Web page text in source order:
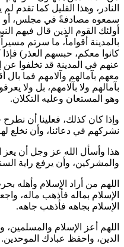
النادر، وهذا القليل كما تقدم
سمعوه مصادفةً في مجلس، أو
أولئك القوم الذين قال فيهم
بالمدينة أقواماً، ما سرتم
كانوا معكم، حبسهم العذر )
عنهم في المدينة قد تخلفوا عن
معهم بآمالهم وآلامهم فما بال
بآمالهم ولا بآلامهم، بل ولا
وهو المستعان وعليه التكلان.
وإذا كان كذلك، فعلينا أن
نشركهم في دعائنا، وأن نخلع
هذا وأسأل الله عز وجل أن يعز
والمشركين، وأن يرفع راية
اللهم من أراد الإسلام
الإسلام بماله فأذهب ماله،
الإسلام بجاهه فأذهب جاهه.
اللهم أعز الإسلام
الدين، واحفظ عبادك الموحدين.